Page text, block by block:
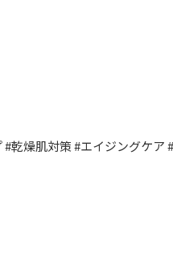
乾燥肌対策 #エイジングケア